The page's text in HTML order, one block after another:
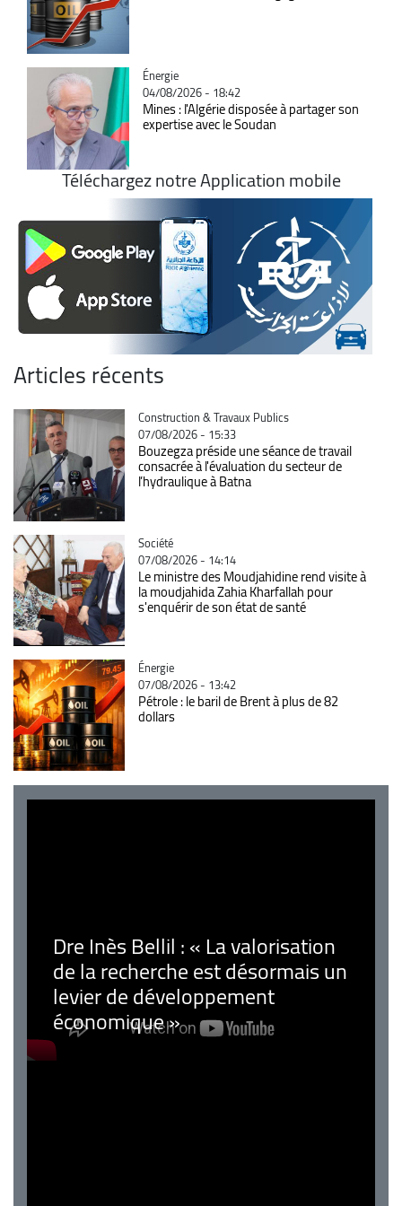
Catégorie
Énergie
04/08/2026 - 18:42
Mines : l'Algérie disposée à partager son
expertise avec le Soudan
Téléchargez notre Application mobile
Articles récents
Catégorie
Construction & Travaux Publics
07/08/2026 - 15:33
Bouzegza préside une séance de travail
consacrée à l'évaluation du secteur de
l’hydraulique à Batna
Catégorie
Société
07/08/2026 - 14:14
Le ministre des Moudjahidine rend visite à
la moudjahida Zahia Kharfallah pour
s'enquérir de son état de santé
Catégorie
Énergie
07/08/2026 - 13:42
Pétrole : le baril de Brent à plus de 82
dollars
Dre Inès Bellil : « La valorisation
de la recherche est désormais un
levier de développement
économique »